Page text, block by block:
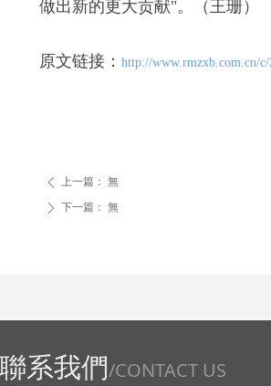
做出新的更大贡献"。（王珊）
原文链接： http://www.rmzxb.com.cn/
ꄴ 上一篇： 無
ꄲ 下一篇： 無
聯系我們/CONTACT US